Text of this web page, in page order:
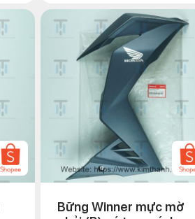
Bững Winner mực mờ